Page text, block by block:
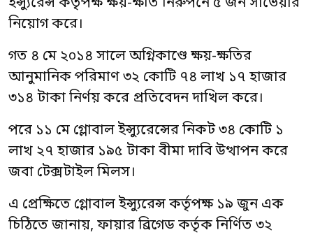
নিয়োগ করে।
গত ৪ মে ২০১৪ সালে অগ্নিকাণ্ডে ক্ষয়-ক্ষতির
আনুমানিক পরিমাণ ৩২ কোটি ৭৪ লাখ ১৭ হাজার
৩১৪ টাকা নির্ণয় করে প্রতিবেদন দাখিল করে।
পরে ১১ মে গ্লোবাল ইন্স্যুরেন্সের নিকট ৩৪ কোটি ১
লাখ ২৭ হাজার ১৯৫ টাকা বীমা দাবি উত্থাপন করে
জবা টেক্সটাইল মিলস।
এ প্রেক্ষিতে গ্লোবাল ইন্স্যুরেন্স কর্তৃপক্ষ ১৯ জুন এক
চিঠিতে জানায়, ফায়ার ব্রিগেড কর্তৃক নির্ণিত ৩২